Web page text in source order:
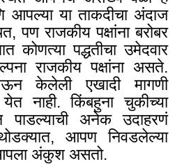
या ताकदीचा अंदाज
, पण राजकीय पक्षांना बरोबर
कोणत्या पद्धतीचा उमेदवार
राजकीय पक्षांना असते.
केलेली एखादी मागणी
नाही. किंबहुना चुकीच्या
पाडल्याची अनेक उदाहरणं
, आपण निवडलेल्या
अंकुश असतो.